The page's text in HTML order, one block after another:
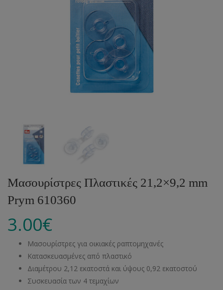
Μασουρίστρες Πλαστικές 21,2×9,2 mm
Prym 610360
3.00€
Μασουρίστρες για οικιακές ραπτομηχανές
Κατασκευασμένες από πλαστικό
Διαμέτρου 2,12 εκατοστά και ύψους 0,92 εκατοστού
Συσκευασία των 4 τεμαχίων